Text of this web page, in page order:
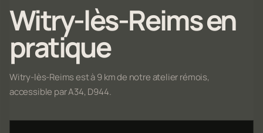
Witry-lès-Reims en
pratique
Witry-lès-Reims est à 9 km de notre atelier rémois,
accessible par A34, D944.